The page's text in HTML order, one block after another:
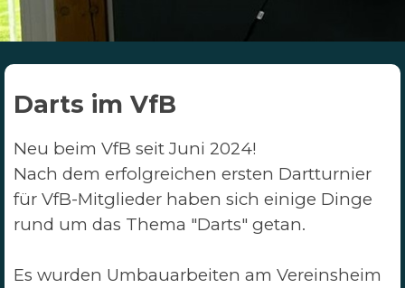
Darts im VfB
Neu beim VfB seit Juni 2024!
Nach dem erfolgreichen ersten Dartturnier
für VfB-Mitglieder haben sich einige Dinge
rund um das Thema "Darts" getan.
Es wurden Umbauarbeiten am Vereinsheim